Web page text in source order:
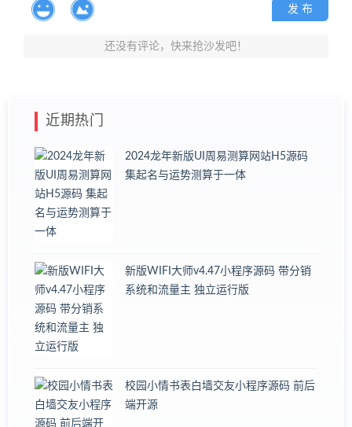
发 布
还没有评论，快来抢沙发吧！
近期热门
2024龙年新版UI周易测算网站H5源码
集起名与运势测算于一体
新版WIFI大师v4.47小程序源码 带分销
系统和流量主 独立运行版
校园小情书表白墙交友小程序源码 前后
端开源